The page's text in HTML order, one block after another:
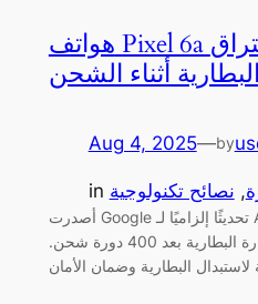
هواتف Pixel 6a معرضة لخطر احتراق
البطارية أثناء الشحن
Aug 4, 2025—by
in , نصائح تكنولوجية
أصدرت Google تحديثًا إلزاميًا لـ Android 16 في Pixel 6a
لمعالجة مخاطر ارتفاع حرارة البطارية بعد 400 دورة شحن.